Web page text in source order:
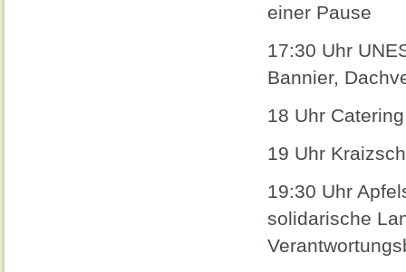
einer Pause
17:30 Uhr
Bannier,
18 Uhr
19 Uhr
19:30 Uhr
solidarische